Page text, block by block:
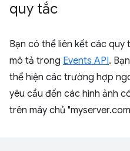
quy tắc
Bạn có thể liên kết các
mô tả trong Events API.
thể hiện các trường hợp
yêu cầu đến các hình ảnh
trên máy chủ